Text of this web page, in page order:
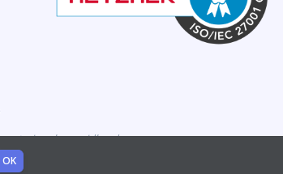
veterinærlægemidler, der er
OK